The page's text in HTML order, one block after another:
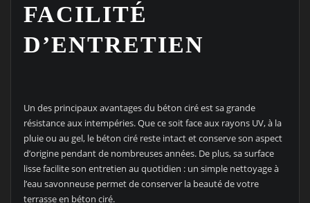
FACILITÉ
D’ENTRETIEN
Un des principaux avantages du béton ciré est sa grande
résistance aux intempéries. Que ce soit face aux rayons UV, à la
pluie ou au gel, le béton ciré reste intact et conserve son aspect
d’origine pendant de nombreuses années. De plus, sa surface
lisse facilite son entretien au quotidien : un simple nettoyage à
l’eau savonneuse permet de conserver la beauté de votre
terrasse en béton ciré.